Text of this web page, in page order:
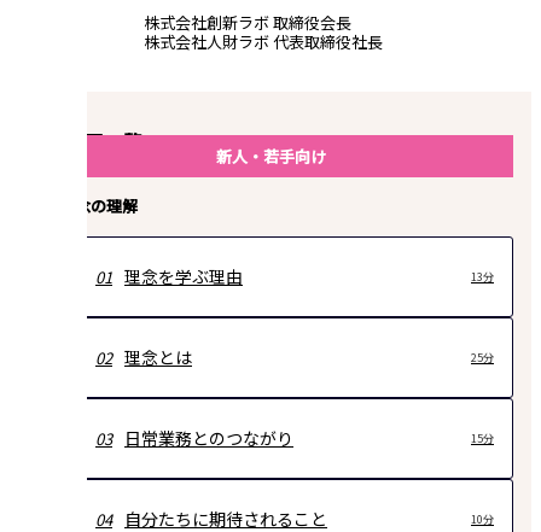
株式会社創新ラボ 取締役会長
株式会社人財ラボ 代表取締役社長
講座動画一覧
新人・若手向け
経営理念の理解
01 理念を学ぶ理由 13分
02 理念とは 25分
03 日常業務とのつながり 15分
04 自分たちに期待されること 10分